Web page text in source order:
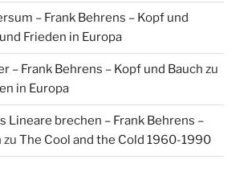
– Frank Behrens – Kopf und
Frieden in Europa
– Frank Behrens – Kopf und Bauch zu
in Europa
Lineare brechen – Frank Behrens –
zu The Cool and the Cold 1960-1990